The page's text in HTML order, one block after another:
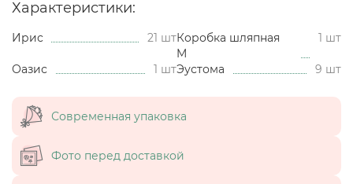
Характеристики:
Ирис 21 штКоробка шляпная
M
1 шт
Оазис 1 штЭустома 9 шт
Современная упаковка
Фото перед доставкой